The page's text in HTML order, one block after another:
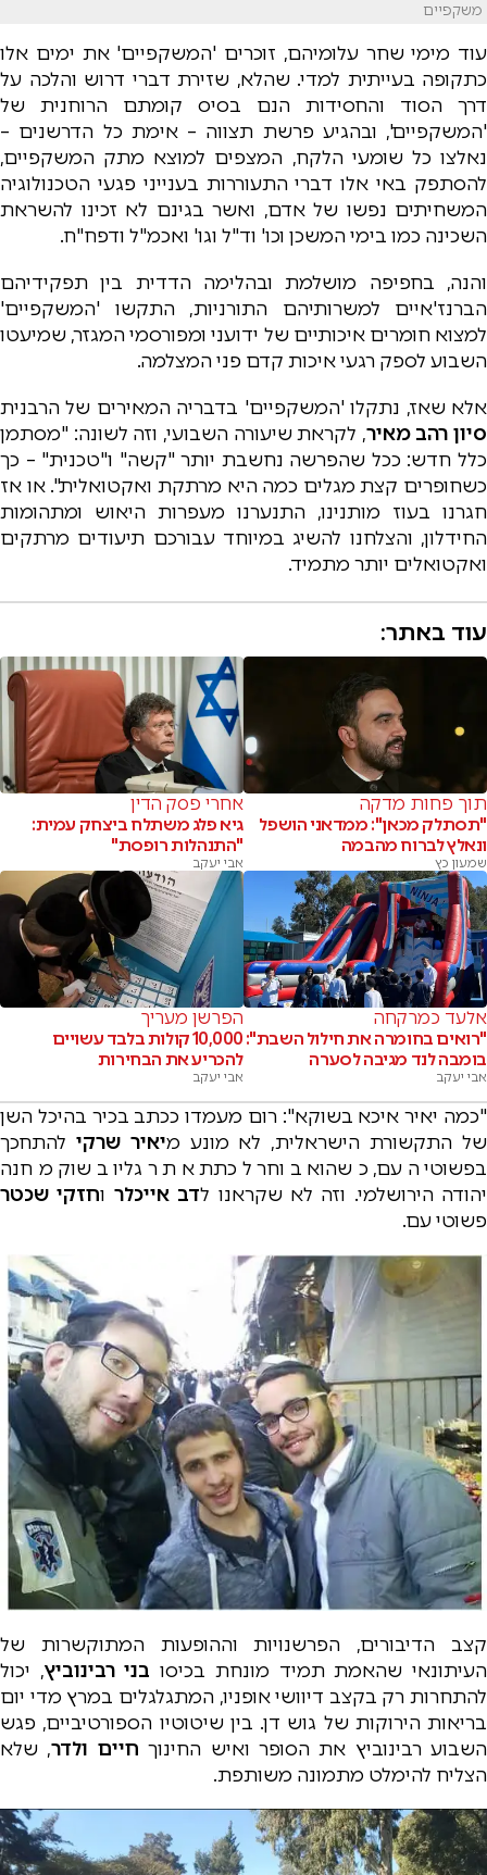
משקפיים
עוד מימי שחר עלומיהם, זוכרים 'המשקפיים' את ימים אלו
כתקופה בעייתית למדי. שהלא, שזירת דברי דרוש והלכה על
דרך הסוד והחסידות הנם בסיס קומתם הרוחנית של
'המשקפיים', ובהגיע פרשת תצווה – אימת כל הדרשנים –
נאלצו כל שומעי הלקח, המצפים למוצא מתק המשקפיים,
להסתפק באי אלו דברי התעוררות בענייני פגעי הטכנולוגיה
המשחיתים נפשו של אדם, ואשר בגינם לא זכינו להשראת
השכינה כמו בימי המשכן וכו' וד"ל וגו' ואכמ"ל ודפח"ח.
והנה, בחפיפה מושלמת ובהלימה הדדית בין תפקידיהם
הברנז'איים למשרותיהם התורניות, התקשו 'המשקפיים'
למצוא חומרים איכותיים של ידועני ומפורסמי המגזר, שמיעטו
השבוע לספק רגעי איכות קדם פני המצלמה.
אלא שאז, נתקלו 'המשקפיים' בדבריה המאירים של הרבנית
סיון רהב מאיר, לקראת שיעורה השבועי, וזה לשונה: "מסתמן
כלל חדש: ככל שהפרשה נחשבת יותר "קשה" ו"טכנית" – כך
כשחופרים קצת מגלים כמה היא מרתקת ואקטואלית". או אז
חגרנו בעוז מותנינו, התנערנו מעפרות היאוש ומתהומות
החידלון, והצלחנו להשיג במיוחד עבורכם תיעודים מרתקים
ואקטואלים יותר מתמיד.
עוד באתר:
תוך פחות מדקה
"תסתלק מכאן": ממדאני הושפל
ונאלץ לברוח מהבמה
שמעון כץ
אחרי פסק הדין
גיא פלג משתלח ביצחק עמית:
"התנהלות רופסת"
אבי יעקב
אלעד כמרקחה
"רואים בחומרה את חילול השבת":
בומבה לנד מגיבה לסערה
אבי יעקב
הפרשן מעריך
10,000 קולות בלבד עשויים
להכריע את הבחירות
אבי יעקב
"כמה יאיר איכא בשוקא": רום מעמדו ככתב בכיר בהיכל השן
של התקשורת הישראלית, לא מונע מיאיר שרקי להתחכך
בפשוטי העם, כשהוא בוחר לכתת את רגליו בשוק מחנה
יהודה הירושלמי. וזה לא שקראנו לדב אייכלר וחזקי שכטר
פשוטי עם.
קצב הדיבורים, הפרשנויות וההופעות המתוקשרות של
העיתונאי שהאמת תמיד מונחת בכיסו בני רבינוביץ, יכול
להתחרות רק בקצב דיוושי אופניו, המתגלגלים במרץ מדי יום
בריאות הירוקות של גוש דן. בין שיטוטיו הספורטיביים, פגש
השבוע רבינוביץ את הסופר ואיש החינוך חיים ולדר, שלא
הצליח להימלט מתמונה משותפת.